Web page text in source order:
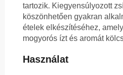
tartozik. Kiegyensúlyozott
köszönhetően gyakran
ételek elkészítéséhez,
mogyorós ízt és aromát
Használat